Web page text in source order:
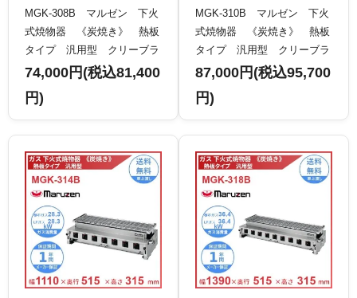
MGK-308B マルゼン 下火
式焼物器 《炭焼き》 熱板
タイプ 汎用型 クリーブラ
ンド
74,000円(税込81,400
円)
MGK-310B マルゼン 下火
式焼物器 《炭焼き》 熱板
タイプ 汎用型 クリーブラ
ンド
87,000円(税込95,700
円)